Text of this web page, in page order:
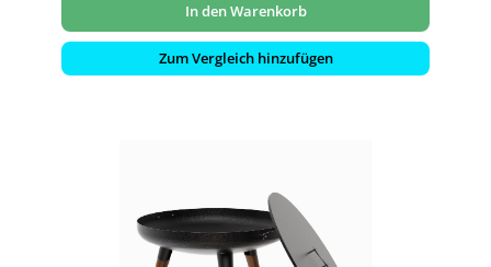
In den Warenkorb
Zum Vergleich hinzufügen